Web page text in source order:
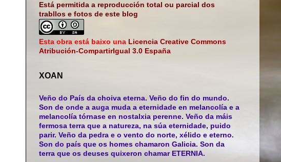
Está permitida a reproducción total ou parcial dos
trabllos e fotos de este blog
Esta obra está baixo una Licencia Creative Commons
Atribución-CompartirIgual 3.0 España
XOAN
Veño do País da choiva eterna. Veño do fin do mundo.
Son de onde a auga muda a eternidade en melancolía e a
melancolía tórnase en nostalxia perenne. Veño da máis
fermosa terra que a natureza, na súa eternidade, puido
parir. Veño da pedra e o vento do norte, xélido e eterno.
Son do país que os homes chamaron Galicia. Son da
terra que os deuses quixeron chamar ETERNIA.